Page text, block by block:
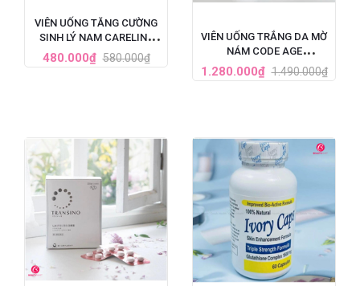
VIÊN UỐNG TĂNG CƯỜNG
SINH LÝ NAM CARELINE
ESSENCE OF KANGAROO
50000
480.000₫ 580.000₫
VIÊN UỐNG TRẮNG DA MỜ
NÁM CODE AGE
LIPOSOMAL GLUTATHIONE
HỘP 60 VIÊN
1.280.000₫ 1.490.000₫